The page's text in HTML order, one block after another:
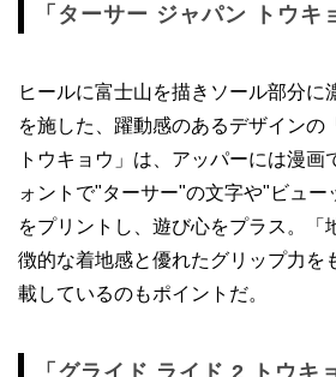
「ターサー ジャパン トウキ
ヒールに富士山を描きソール部分に
を施した、躍動感のあるデザインの
トウキョウ」は、アッパーには漫画
ォントで"ターサー"の文字や"ビュ
をプリントし、遊び心をプラス。「
徴的な着地感と優れたグリップ力を
載しているのもポイントだ。
「グライド ライド 2 トウキ